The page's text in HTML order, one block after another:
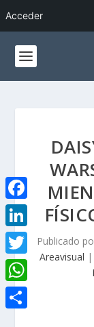
Acceder
Publicado
Areavisual |
F
a
c
e
b
L
i
n
k
T
w
i
W